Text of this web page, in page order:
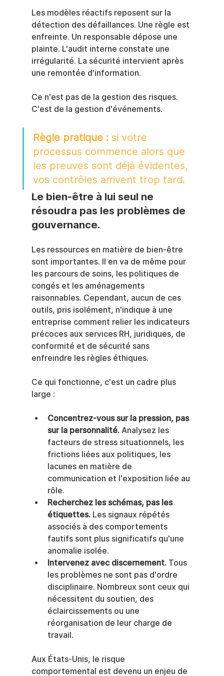
Les modèles réactifs reposent sur la
détection des défaillances. Une règle est
enfreinte. Un responsable dépose une
plainte. L'audit interne constate une
irrégularité. La sécurité intervient après
une remontée d'information.
Ce n'est pas de la gestion des risques.
C'est de la gestion d'événements.
Règle pratique : si votre
processus commence alors que
les preuves sont déjà évidentes,
vos contrôles arrivent trop tard.
Le bien-être à lui seul ne
résoudra pas les problèmes de
gouvernance.
Les ressources en matière de bien-être
sont importantes. Il en va de même pour
les parcours de soins, les politiques de
congés et les aménagements
raisonnables. Cependant, aucun de ces
outils, pris isolément, n'indique à une
entreprise comment relier les indicateurs
précoces aux services RH, juridiques, de
conformité et de sécurité sans
enfreindre les règles éthiques.
Ce qui fonctionne, c'est un cadre plus
large :
Concentrez-vous sur la pression, pas
sur la personnalité. Analysez les
facteurs de stress situationnels, les
frictions liées aux politiques, les
lacunes en matière de
communication et l'exposition liée au
rôle.
Recherchez les schémas, pas les
étiquettes. Les signaux répétés
associés à des comportements
fautifs sont plus significatifs qu'une
anomalie isolée.
Intervenez avec discernement. Tous
les problèmes ne sont pas d'ordre
disciplinaire. Nombreux sont ceux qui
nécessitent du soutien, des
éclaircissements ou une
réorganisation de leur charge de
travail.
Aux États-Unis, le risque
comportemental est devenu un enjeu de